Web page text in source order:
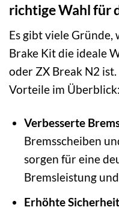
richtige Wahl für
Es gibt viele Gründe,
Brake Kit die ideale
oder ZX Break N2
Vorteile im Überblick:
Verbesserte
Bremsscheiben
sorgen für eine
Bremsleistung
Erhöhte